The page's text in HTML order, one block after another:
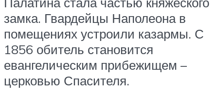
замка. Гвардейцы Наполеона в
помещениях устроили казармы. С
1856 обитель становится
евангелическим прибежищем –
церковью Спасителя.